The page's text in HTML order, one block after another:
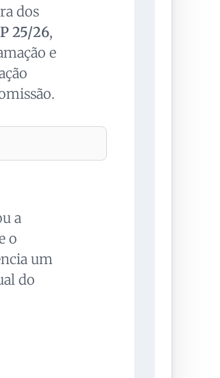
dos
25/26,
e
a
o
um
do